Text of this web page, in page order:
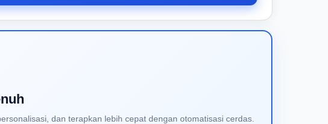
dan terapkan lebih cepat dengan otomatisasi cerdas.